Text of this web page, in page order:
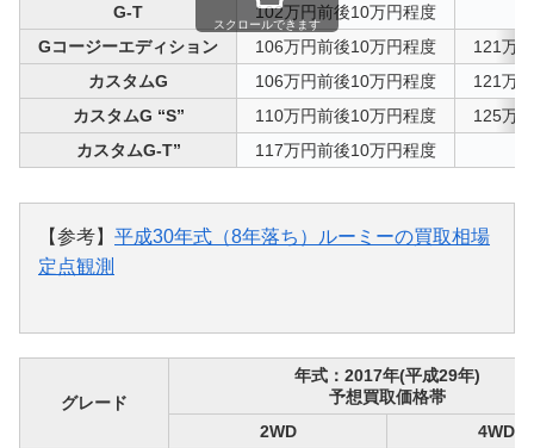
G-T
102万円前後10万円程度
Gコージーエディション
106万円前後10万円程度
121万
カスタムG
106万円前後10万円程度
121万
カスタムG “S”
110万円前後10万円程度
125万
カスタムG-T”
117万円前後10万円程度
スクロールできます
【参考】 平成30年式（8年落ち）ルーミーの買取相場
定点観測
グレード
年式：2017年(平成29年)
予想買取価格帯
2WD
4WD